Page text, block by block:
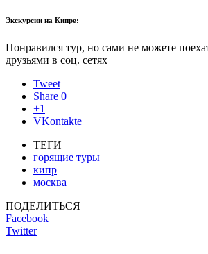
Экскурсии на Кипре:
Понравился тур, но сами не можете
друзьями в соц. сетях
Tweet
Share 0
+1
VKontakte
ТЕГИ
горящие туры
кипр
москва
ПОДЕЛИТЬСЯ
Facebook
Twitter